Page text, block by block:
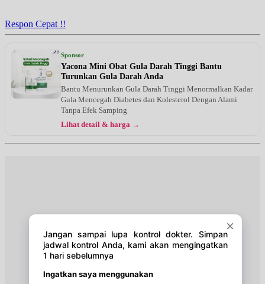
Jam 18:30 - 19:30
UMUM
Selasa, 25/08/2026
Jam 18:30 - 19:30
Kamis, 27/08/2026
Senin, 31/08/2026
Jam 18:30 - 19:30
Jam 18:30 - 19:30
Respon Cepat !!
Sponsor
Yacona Mini Obat Gula Darah Tinggi Bantu
Turunkan Gula Darah Anda
Bantu Menurunkan Gula Darah Tinggi Menormalkan Kadar
Gula Mencegah Diabetes dan Kolesterol Dengan Alami
Tanpa Efek Samping
Lihat detail & harga →